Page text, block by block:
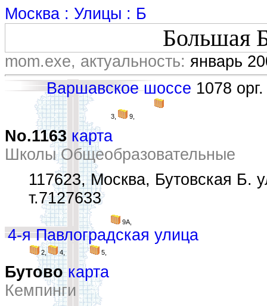
Москва : Улицы : Б
Большая
mom.exe, актуальность: январь
Варшавское шоссе 1078 орг.
3, 9,
No.1163 карта
Школы Общеобразовательные
117623, Москва, Бутовская Б.
т.7127633
9А,
4-я Павлоградская улица
2, 4, 5,
Бутово карта
Кемпинги